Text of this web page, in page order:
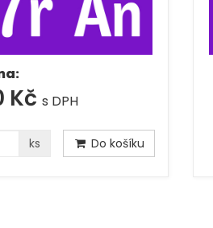
Kč s DPH
ks Do košíku